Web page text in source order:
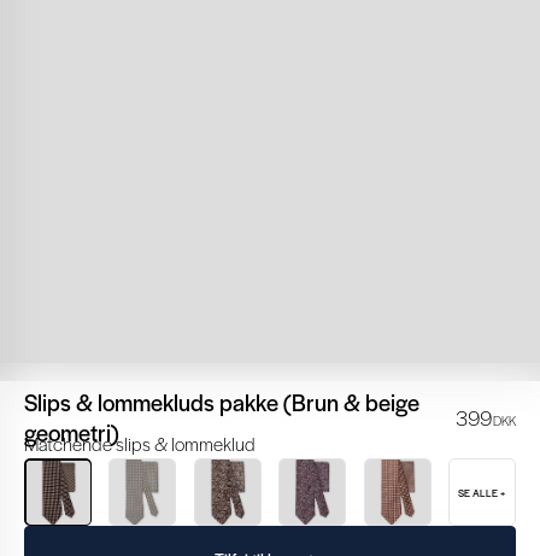
Slips & lommekluds pakke (Brun & beige
geometri)
399DKK
Matchende slips & lommeklud
SE ALLE +